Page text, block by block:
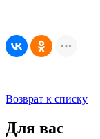
Возврат к списку
Для вас